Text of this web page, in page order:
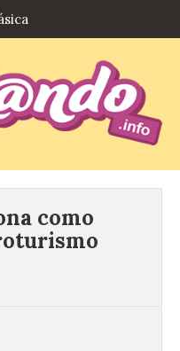
como